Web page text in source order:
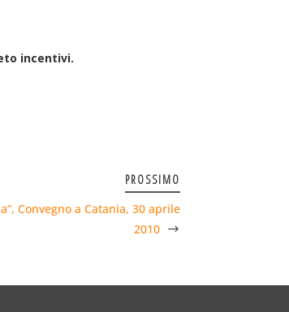
incentivi.
PROSSIMO
Convegno a Catania, 30 aprile
2010